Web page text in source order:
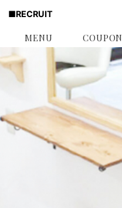
■RECRUIT
MENU COUPON